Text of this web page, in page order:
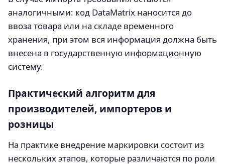
аналогичными: код DataMatrix наносится до
ввоза товара или на складе временного
хранения, при этом вся информация должна быть
внесена в государственную информационную
систему.
Практический алгоритм для
производителей, импортеров и
розницы
На практике внедрение маркировки состоит из
нескольких этапов, которые различаются по роли